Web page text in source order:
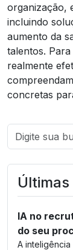
organização,
incluindo
aumento da
talentos.
realmente
concretas
IA no
do seu
A